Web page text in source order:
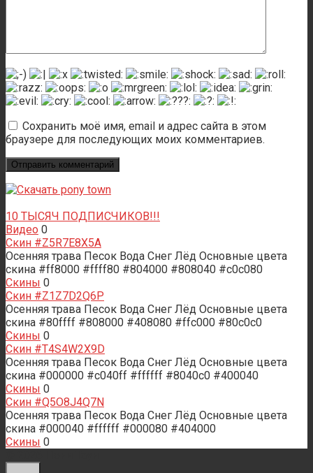
Сохранить моё имя, email и адрес сайта в этом
браузере для последующих моих комментариев.
10 ТЫСЯЧ ПОДПИСЧИКОВ!!!
Видео 0
Скин #Z5R7E8X5A
Осенняя трава Песок Вода Снег Лёд Основные цвета
скина #ff8000 #ffff80 #804000 #808040 #c0c080
Скины 0
Скин #Z1Z7D2Q6P
Осенняя трава Песок Вода Снег Лёд Основные цвета
скина #80ffff #808000 #408080 #ffc000 #80c0c0
Скины 0
Скин #T4S4W2X9D
Осенняя трава Песок Вода Снег Лёд Основные цвета
скина #000000 #c040ff #ffffff #8040c0 #400040
Скины 0
Скин #Q5O8J4Q7N
Осенняя трава Песок Вода Снег Лёд Основные цвета
скина #000040 #ffffff #000080 #404000
Скины 0